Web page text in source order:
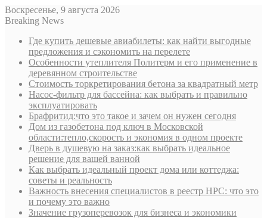
Воскресенье, 9 августа 2026
Breaking News
Где купить дешевые авиабилеты: как найти выгодные
предложения и сэкономить на перелете
Особенности утеплителя Политерм и его применение в
деревянном строительстве
Стоимость торкретирования бетона за квадратный метр
Насос-фильтр для бассейна: как выбрать и правильно
эксплуатировать
Брафритид:что это такое и зачем он нужен сегодня
Дом из газобетона под ключ в Московской
области:тепло,скорость и экономия в одном проекте
Дверь в душевую на заказ:как выбрать идеальное
решение для вашей ванной
Как выбрать идеальный проект дома или коттеджа:
советы и реальность
Важность внесения специалистов в реестр НРС: что это
и почему это важно
Значение грузоперевозок для бизнеса и экономики